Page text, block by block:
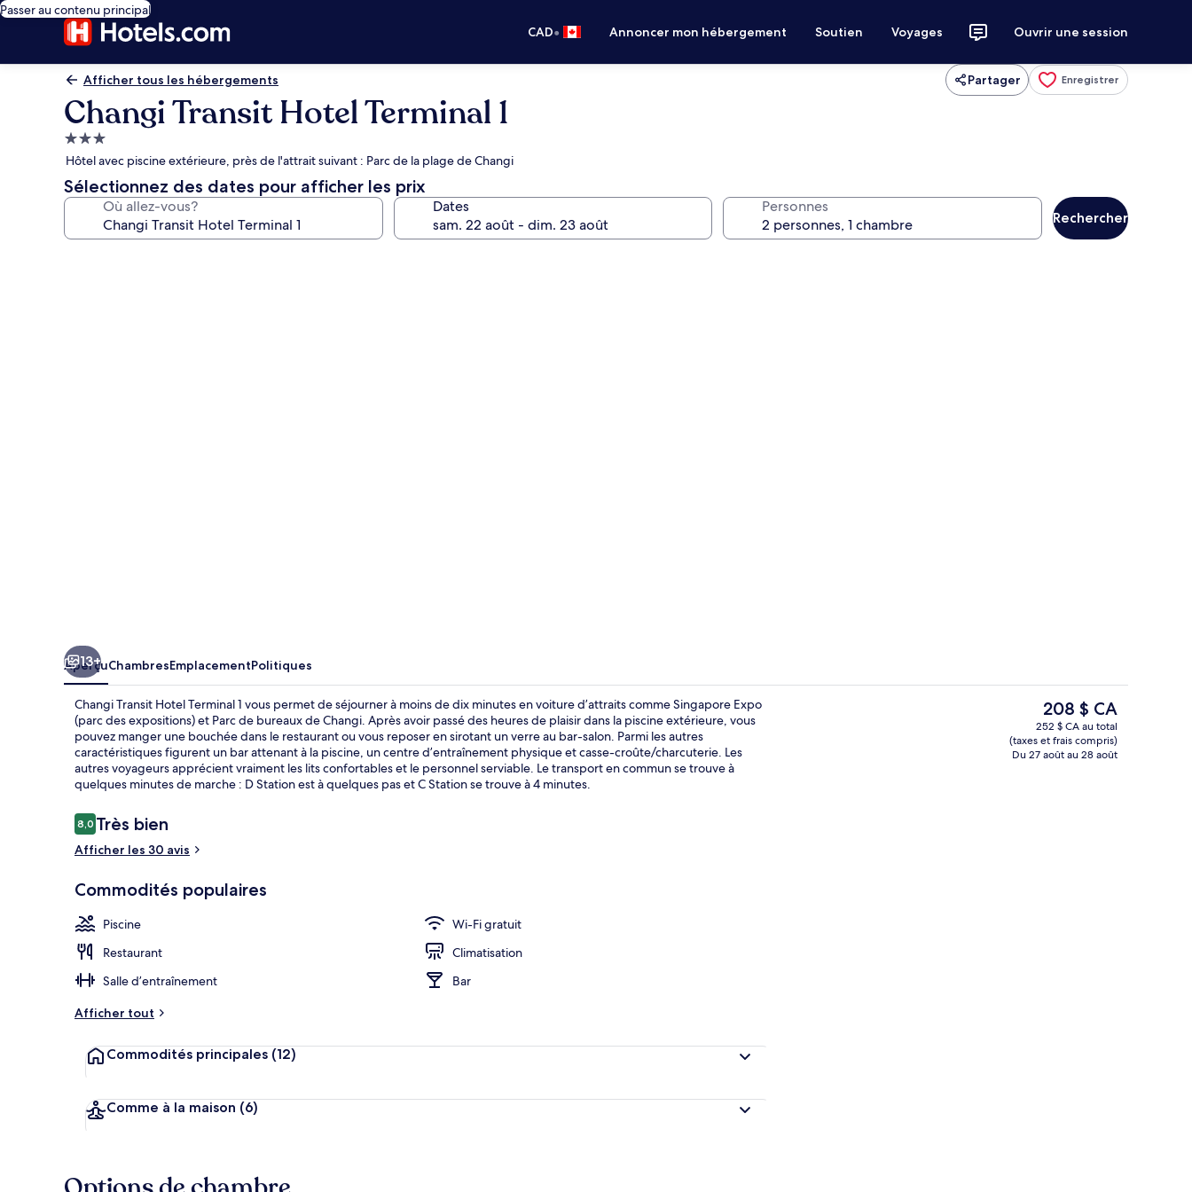
Passer au contenu principal
CAD• Annoncer mon hébergement Soutien Voyages Ouvrir une session
Afficher tous les hébergements Partager Enregistrer
Changi Transit Hotel Terminal 1
Hébergement
3.0 étoiles
Hôtel avec piscine extérieure, près de l'attrait suivant : Parc de la plage de Changi
Sélectionnez des dates pour afficher les prix
Où allez-vous? Dates Personnes
Rechercher
Standard Single Room (12 Hours) | Draps en coton égyptien, literie de qualité, accès au
Terrasse/patio
13+
AperçuChambresEmplacementPolitiques
Changi Transit Hotel Terminal 1 vous permet de séjourner à moins de dix minutes en voiture d’attraits comme Singapore Expo
(parc des expositions) et Parc de bureaux de Changi. Après avoir passé des heures de plaisir dans la piscine extérieure, vous
pouvez manger une bouchée dans le restaurant ou vous reposer en sirotant un verre au bar-salon. Parmi les autres
caractéristiques figurent un bar attenant à la piscine, un centre d’entraînement physique et casse-croûte/charcuterie. Les
autres voyageurs apprécient vraiment les lits confortables et le personnel serviable. Le transport en commun se trouve à
quelques minutes de marche : D Station est à quelques pas et C Station se trouve à 4 minutes.
Avis
8,08,0 sur 10 –
Très bien
Afficher les 30 avis
Commodités populaires
Piscine
Wi-Fi gratuit
Restaurant
Climatisation
Salle d’entraînement
Bar
Afficher tout
Commodités principales (12)
Comme à la maison (6)
Le
prix
actuel
est
208 $ CA
252 $ CA au total
(taxes et frais compris)
Du 27 août au 28 août